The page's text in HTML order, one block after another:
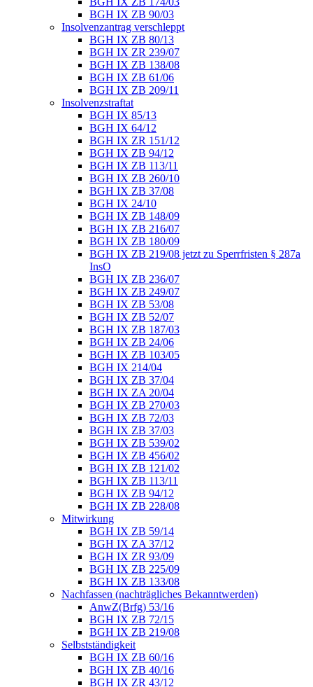
BGH IX ZB 90/03
Insolvenzantrag verschleppt
BGH IX ZB 80/13
BGH IX ZR 239/07
BGH IX ZB 138/08
BGH IX ZB 61/06
BGH IX ZB 209/11
Insolvenzstraftat
BGH IX 85/13
BGH IX 64/12
BGH IX ZR 151/12
BGH IX ZB 94/12
BGH IX ZB 113/11
BGH IX ZB 260/10
BGH IX ZB 37/08
BGH IX 24/10
BGH IX ZB 148/09
BGH IX ZB 216/07
BGH IX ZB 180/09
BGH IX ZB 219/08 jetzt zu Sperrfristen § 287a
InsO
BGH IX ZB 236/07
BGH IX ZB 249/07
BGH IX ZB 53/08
BGH IX ZB 52/07
BGH IX ZB 187/03
BGH IX ZB 24/06
BGH IX ZB 103/05
BGH IX 214/04
BGH IX ZB 37/04
BGH IX ZA 20/04
BGH IX ZB 270/03
BGH IX ZB 72/03
BGH IX ZB 37/03
BGH IX ZB 539/02
BGH IX ZB 456/02
BGH IX ZB 121/02
BGH IX ZB 113/11
BGH IX ZB 94/12
BGH IX ZB 228/08
Mitwirkung
BGH IX ZB 59/14
BGH IX ZA 37/12
BGH IX ZR 93/09
BGH IX ZB 225/09
BGH IX ZB 133/08
Nachfassen (nachträgliches Bekanntwerden)
AnwZ(Brfg) 53/16
BGH IX ZB 72/15
BGH IX ZB 219/08
Selbstständigkeit
BGH IX ZB 60/16
BGH IX ZB 40/16
BGH IX ZR 43/12